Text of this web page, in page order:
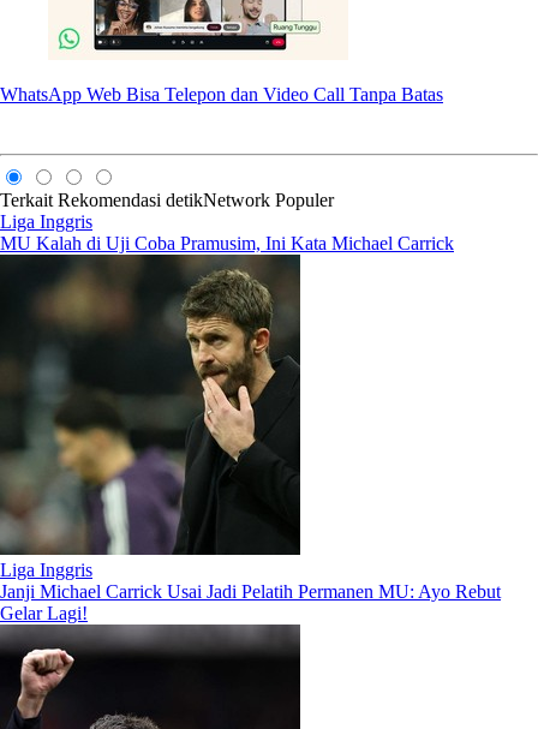
WhatsApp Web Bisa Telepon dan Video Call Tanpa Batas
Terkait Rekomendasi detikNetwork Populer
Liga Inggris
MU Kalah di Uji Coba Pramusim, Ini Kata Michael Carrick
Liga Inggris
Janji Michael Carrick Usai Jadi Pelatih Permanen MU: Ayo Rebut
Gelar Lagi!